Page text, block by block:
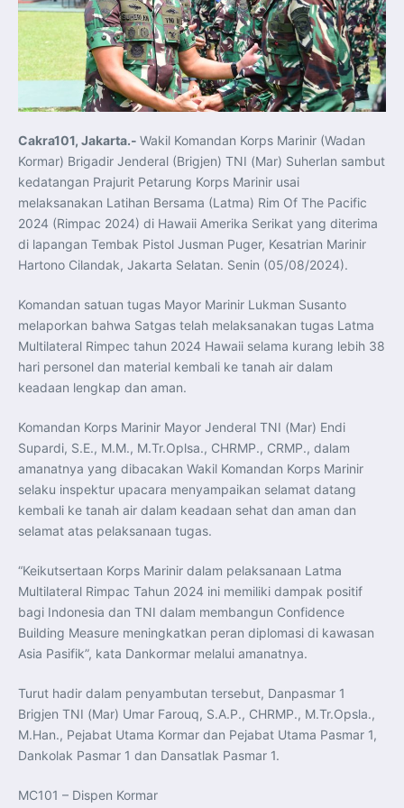
Koordinasi Jaga Stabilitas Keuangan dan Kepercayaan
Pasar
Presiden Prabowo Perkuat Sinergi Perguruan Tinggi dan
PT PAL untuk Majukan Industri Perkapalan Nasional
KASAL dan Panglima Armada Pasifik Rusia Resmi Buka
Latma ORRUDA 2026
T-50i Golden Eagle TNI AU Meriahkan Pitch Black Mindil
Beach Flying Display 2026
Indonesia dan Turki Sepakati Joint Action Plan 2026–
Balai Vokasi
TNI AU Tingkatkan Kemampuan Personel melalui
Pelatihan Signal Radio untuk Misi Pertahanan Udara dan
Radar
Menkeu Purbaya Instruksikan Penyelarasan Aturan KEK
untuk Perkuat Daya Saing Industri Dalam Negeri
Mentan Amran Pacu Produksi Gula Nasional, Target
Swasembada Gula Putih Dua Tahun dan Tembus 3 Juta
Ton
Menlu Sugiono Tekankan Inovasi sebagai Kunci
Penguatan Kerja Sama Konkret ASEAN Plus Three
Latihan DACT di Exercise Pitch Black 2026 Tingkatkan
Kesiapan Tempur Penerbang TNI AU
Menlu Sugiono: “Kekuatan Ekonomi ASEAN-RRT Harus
Menjadi Penopang Stabilitas Kawasan”
ASEAN dan Amerika Serikat Perkuat Kemitraan untuk
Jaga Stabilitas Kawasan dan Dorong Pertumbuhan
Ekonomi
Presiden Prabowo Terima Direktur FBI, Indonesia dan AS
Menteri PKP dan Ketua DEN Perkuat Kolaborasi
Teknologi, Data, dan Pembiayaan Demi Percepatan
Program 3 Juta Rumah
Pendaftaran MagangHub Angkatan II Batch 1 Dibuka
hingga 28 Juli 2026, Kesempatan Raih Pengalaman Kerja
dan Sertifikasi Kompetensi
KASAU Bekali 154 Perwira Remaja AAU 2026, Tekankan
Integritas dan Profesionalisme sebagai Bekal
Pengabdian
Menlu Sugiono Dorong Kemitraan ASEAN–Inggris yang
Indonesia Dorong ASEAN dan Uni Eropa Perkuat
Stabilitas Global melalui Kemitraan Strategis
Menlu RI Dorong Kemitraan Ekonomi ASEAN–Korea
Selatan untuk Perkuat Ketahanan Kawasan
Kemitraan ASEAN–Kanada Perkuat Ketahanan Ekonomi,
Pangan, dan Energi Kawasan
ASEAN dan India Perkuat Ketahanan Kawasan lewat
Kerja Sama Maritim, Ekonomi, dan Kesehatan
Kepala BGN Sudaryono Tegaskan Komitmen Perkuat
Transparansi dan Akuntabilitas Program Makan Bergizi
Gratis
Cakra101, Jakarta.- Wakil Komandan Korps Marinir (Wadan
Kormar) Brigadir Jenderal (Brigjen) TNI (Mar) Suherlan sambut
kedatangan Prajurit Petarung Korps Marinir usai
melaksanakan Latihan Bersama (Latma) Rim Of The Pacific
2024 (Rimpac 2024) di Hawaii Amerika Serikat yang diterima
di lapangan Tembak Pistol Jusman Puger, Kesatrian Marinir
Hartono Cilandak, Jakarta Selatan. Senin (05/08/2024).
Komandan satuan tugas Mayor Marinir Lukman Susanto
melaporkan bahwa Satgas telah melaksanakan tugas Latma
Multilateral Rimpec tahun 2024 Hawaii selama kurang lebih 38
hari personel dan material kembali ke tanah air dalam
keadaan lengkap dan aman.
Komandan Korps Marinir Mayor Jenderal TNI (Mar) Endi
Supardi, S.E., M.M., M.Tr.Oplsa., CHRMP., CRMP., dalam
amanatnya yang dibacakan Wakil Komandan Korps Marinir
selaku inspektur upacara menyampaikan selamat datang
kembali ke tanah air dalam keadaan sehat dan aman dan
selamat atas pelaksanaan tugas.
“Keikutsertaan Korps Marinir dalam pelaksanaan Latma
Multilateral Rimpac Tahun 2024 ini memiliki dampak positif
bagi Indonesia dan TNI dalam membangun Confidence
Building Measure meningkatkan peran diplomasi di kawasan
Asia Pasifik”, kata Dankormar melalui amanatnya.
Turut hadir dalam penyambutan tersebut, Danpasmar 1
Brigjen TNI (Mar) Umar Farouq, S.A.P., CHRMP., M.Tr.Opsla.,
M.Han., Pejabat Utama Kormar dan Pejabat Utama Pasmar 1,
Dankolak Pasmar 1 dan Dansatlak Pasmar 1.
MC101 – Dispen Kormar